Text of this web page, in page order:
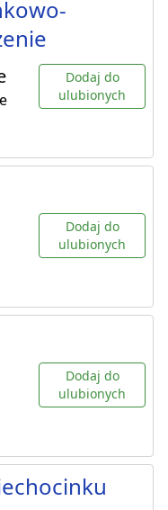
Dodaj do
ulubionych
Dodaj do
ulubionych
Dodaj do
ulubionych